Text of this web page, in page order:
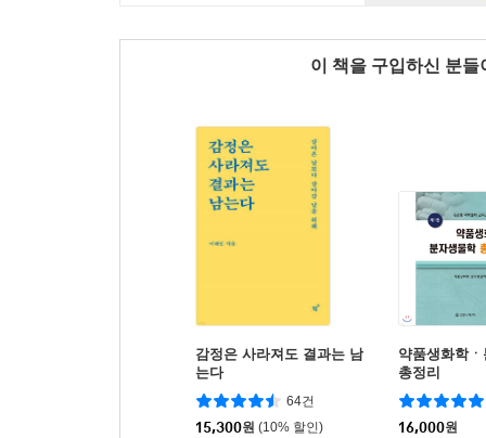
이 책을 구입하신 분
감정은 사라져도 결과는 남
는다
64건
15,300원 (10% 할인)
약품생화학
총정리
16,000원